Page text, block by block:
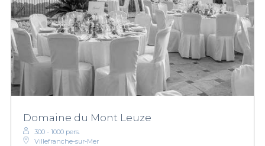
Domaine du Mont Leuze
300 - 1000 pers.
Villefranche-sur-Mer